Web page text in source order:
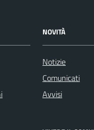
NOVITÀ
Notizie
Comunicati
Avvisi